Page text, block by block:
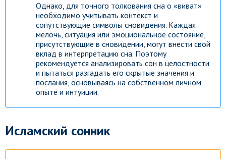
Однако, для точного толкования сна о «виват»
необходимо учитывать контекст и
сопутствующие символы сновидения. Каждая
мелочь, ситуация или эмоциональное состояние,
присутствующие в сновидении, могут внести свой
вклад в интерпретацию сна. Поэтому
рекомендуется анализировать сон в целостности
и пытаться разгадать его скрытые значения и
послания, основываясь на собственном личном
опыте и интуиции.
Исламский сонник